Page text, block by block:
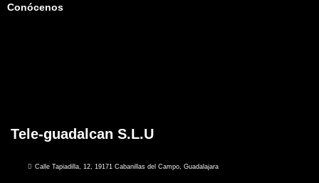
Conócenos
Tele-guadalcan S.L.U
Calle Tapiadilla, 12, 19171 Cabanillas del Campo, Guadalajara